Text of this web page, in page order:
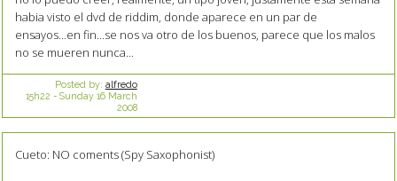
habia visto el dvd de riddim, donde aparece en un par de
ensayos...en fin...se nos va otro de los buenos, parece que los malos
no se mueren nunca...
Posted by: alfredo
15h22 - Sunday 16 March
2008
Cueto: NO coments (Spy Saxophonist)